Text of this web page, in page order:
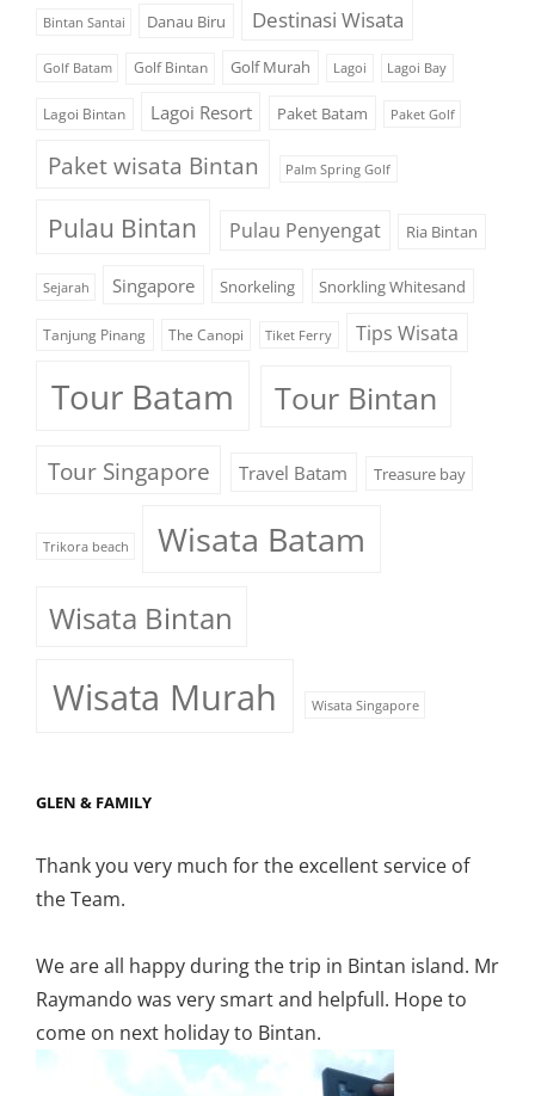
Bintan Santai Danau Biru Destinasi Wisata
Golf Batam Golf Bintan Golf Murah Lagoi Lagoi Bay
Lagoi Bintan Lagoi Resort Paket Batam Paket Golf
Paket wisata Bintan Palm Spring Golf
Pulau Bintan Pulau Penyengat Ria Bintan
Sejarah Singapore Snorkeling Snorkling Whitesand
Tanjung Pinang The Canopi Tiket Ferry Tips Wisata
Tour Batam Tour Bintan
Tour Singapore Travel Batam Treasure bay
Trikora beach Wisata Batam
Wisata Bintan
Wisata Murah Wisata Singapore
GLEN & FAMILY
Thank you very much for the excellent service of
the Team.
We are all happy during the trip in Bintan island. Mr
Raymando was very smart and helpfull. Hope to
come on next holiday to Bintan.